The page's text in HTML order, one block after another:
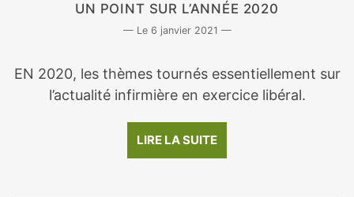
UN POINT SUR L’ANNÉE 2020
6 janvier 2021
EN 2020, les thèmes tournés essentiellement sur
l’actualité infirmière en exercice libéral.
LIRE LA SUITE